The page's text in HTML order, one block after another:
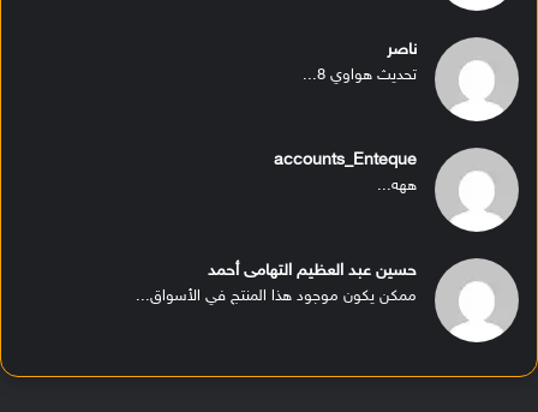
ناصر
تحديث هواوي 8...
accounts_Enteque
ههه...
حسين عبد العظيم التهامى أحمد
ممكن يكون موجود هذا المنتج في الأسواق...